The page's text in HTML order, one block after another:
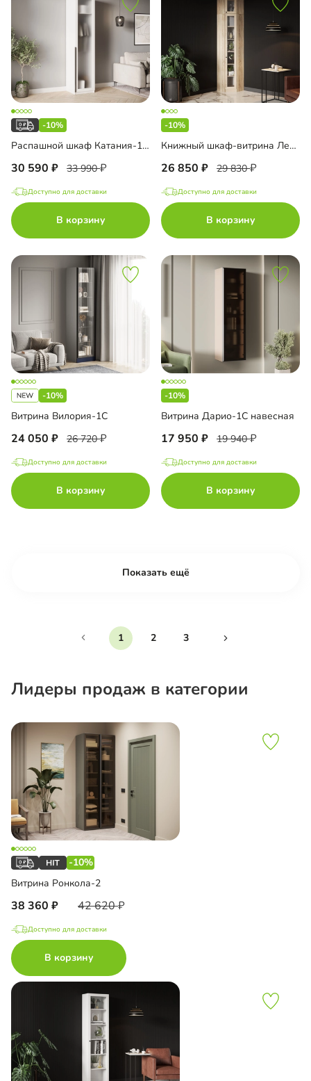
-10%
Распашной шкаф Катания-1С Риббед
30 590 33 990
Доступно для доставки
В корзину
-10%
Книжный шкаф-витрина Лестер-9+А8 600 с антресолью
26 850 29 830
Доступно для доставки
В корзину
-10%
Витрина Вилория-1С
24 050 26 720
Доступно для доставки
В корзину
-10%
Витрина Дарио-1С навесная
17 950 19 940
Доступно для доставки
В корзину
Показать ещё
1 2 3
Лидеры продаж в категории
-10%
Витрина Ронкола-2
38 360 42 620
Доступно для доставки
В корзину